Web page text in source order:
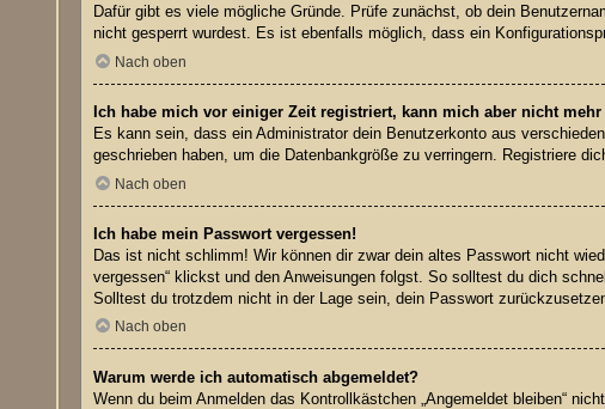
Dafür gibt es viele mögliche Gründe. Prüfe zunächst, ob dein
nicht gesperrt wurdest. Es ist ebenfalls möglich, dass ein
Nach oben
Ich habe mich vor einiger Zeit registriert, kann mich aber nicht mehr
Es kann sein, dass ein Administrator dein Benutzerkonto aus
geschrieben haben, um die Datenbankgröße zu verringern. Registriere
Nach oben
Ich habe mein Passwort vergessen!
Das ist nicht schlimm! Wir können dir zwar dein altes Passwort nicht
vergessen“ klickst und den Anweisungen folgst. So solltest du dich
Solltest du trotzdem nicht in der Lage sein, dein Passwort
Nach oben
Warum werde ich automatisch abgemeldet?
Wenn du beim Anmelden das Kontrollkästchen „Angemeldet bleiben“